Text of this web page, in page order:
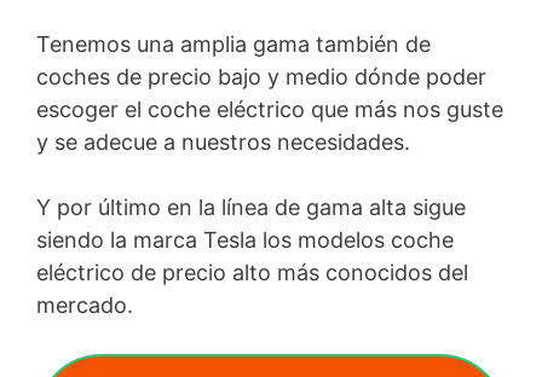
Tenemos una amplia gama también de
coches de precio bajo y medio dónde poder
escoger el coche eléctrico que más nos guste
y se adecue a nuestros necesidades.
Y por último en la línea de gama alta sigue
siendo la marca Tesla los modelos coche
eléctrico de precio alto más conocidos del
mercado.